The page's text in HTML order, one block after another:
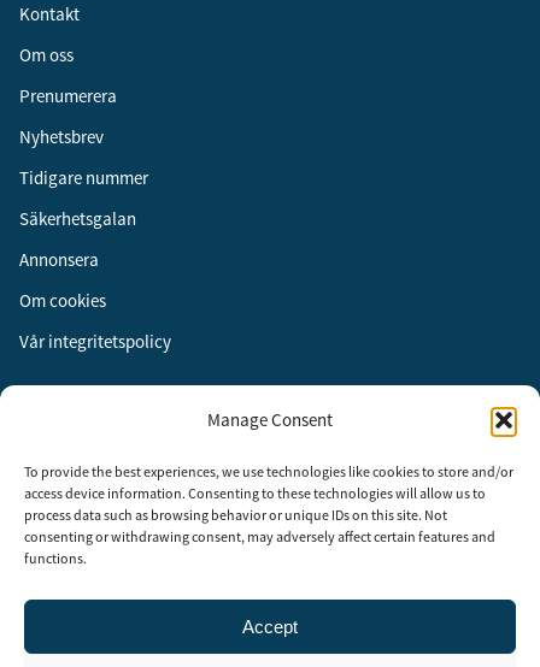
Manage Consent
To provide the best experiences, we use technologies like cookies to store and/or
access device information. Consenting to these technologies will allow us to
process data such as browsing behavior or unique IDs on this site. Not
consenting or withdrawing consent, may adversely affect certain features and
functions.
Accept
Kontakt
Om oss
Prenumerera
Nyhetsbrev
Tidigare nummer
Säkerhetsgalan
Annonsera
Om cookies
Vår integritetspolicy
Instagram
LinkedIn